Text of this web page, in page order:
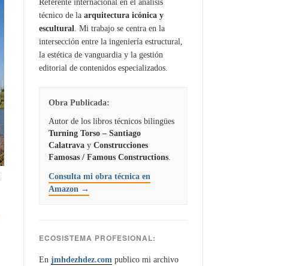
Referente internacional en el análisis
técnico de la arquitectura icónica y
escultural . Mi trabajo se centra en la
intersección entre la ingeniería estructural,
la estética de vanguardia y la gestión
editorial de contenidos especializados.
Obra Publicada:
Autor de los libros técnicos bilingües
Turning Torso – Santiago
Calatrava y Construcciones
Famosas / Famous Constructions
Consulta mi obra técnica en
Amazon →
ECOSISTEMA PROFESIONAL:
En jmhdezhdez.com publico mi archivo